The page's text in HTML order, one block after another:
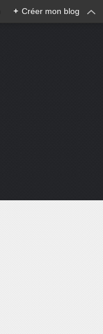
+ Créer mon blog